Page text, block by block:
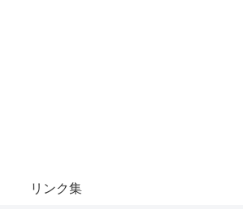
リンク集